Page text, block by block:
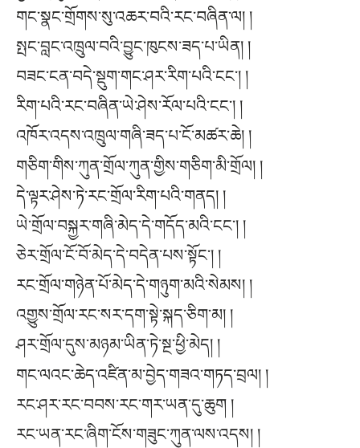
གང་སྣང་གྲོགས་སུ་འཆར་བའི་རང་བཞིན་ལ། །
སྤང་བླང་འཁྲུལ་བའི་བྱུང་ཁུངས་ཟད་པ་ཡིན། །
བཟང་ངན་བདེ་སྡུག་གང་ཤར་རིག་པའི་ངང༌། །
རིག་པའི་རང་བཞིན་ཡེ་ཤེས་རོལ་པའི་ངང༌། །
འཁོར་འདས་འཁྲུལ་གཞི་ཟད་པ་ངོ་མཚར་ཆེ། །
གཅིག་གིས་ཀུན་གྲོལ་ཀུན་གྱིས་གཅིག་མི་གྲོལ། །
དེ་ལྟར་ཤེས་ཏེ་རང་གྲོལ་རིག་པའི་གནད། །
ཡེ་གྲོལ་བསྐྱར་གཞི་མེད་དེ་གདོད་མའི་ངང༌། །
ཅེར་གྲོལ་ངོ་བོ་མེད་དེ་བདེན་པས་སྟོང༌། །
རང་གྲོལ་གཉེན་པོ་མེད་དེ་གཉུག་མའི་སེམས། །
འགྱུས་གྲོལ་རང་སར་དག་སྟེ་སྐད་ཅིག་མ། །
ཤར་གྲོལ་དུས་མཉམ་ཡིན་ཏེ་སྔ་ཕྱི་མེད། །
གང་ལའང་ཆེད་འཛིན་མ་བྱེད་གཟའ་གཏད་བྲལ། །
རང་ཤར་རང་བབས་རང་གར་ཡན་དུ་ཆུག །
རང་ཡན་རང་ཞིག་ངོས་གཟུང་ཀུན་ལས་འདས། །